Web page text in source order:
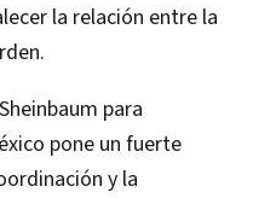
la relación entre la
para
pone un fuerte
y la